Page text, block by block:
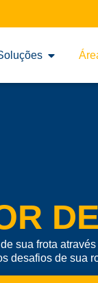
sua frota
desafios de sua